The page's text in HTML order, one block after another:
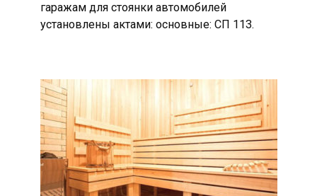
гаражам для стоянки автомобилей
установлены актами: основные: СП 113.